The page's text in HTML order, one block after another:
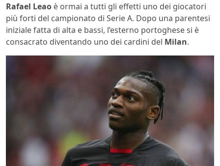
Rafael Leao è ormai a tutti gli effetti uno dei giocatori
più forti del campionato di Serie A. Dopo una parentesi
iniziale fatta di alta e bassi, l’esterno portoghese si è
consacrato diventando uno dei cardini del Milan.